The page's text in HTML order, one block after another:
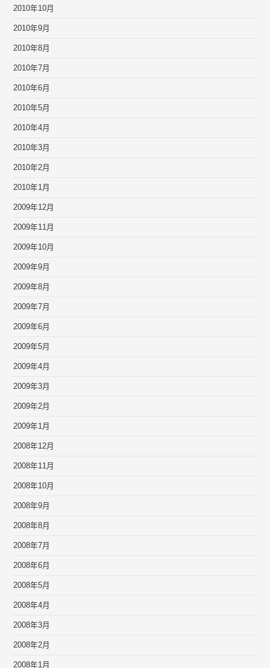
2010年10月
2010年9月
2010年8月
2010年7月
2010年6月
2010年5月
2010年4月
2010年3月
2010年2月
2010年1月
2009年12月
2009年11月
2009年10月
2009年9月
2009年8月
2009年7月
2009年6月
2009年5月
2009年4月
2009年3月
2009年2月
2009年1月
2008年12月
2008年11月
2008年10月
2008年9月
2008年8月
2008年7月
2008年6月
2008年5月
2008年4月
2008年3月
2008年2月
2008年1月